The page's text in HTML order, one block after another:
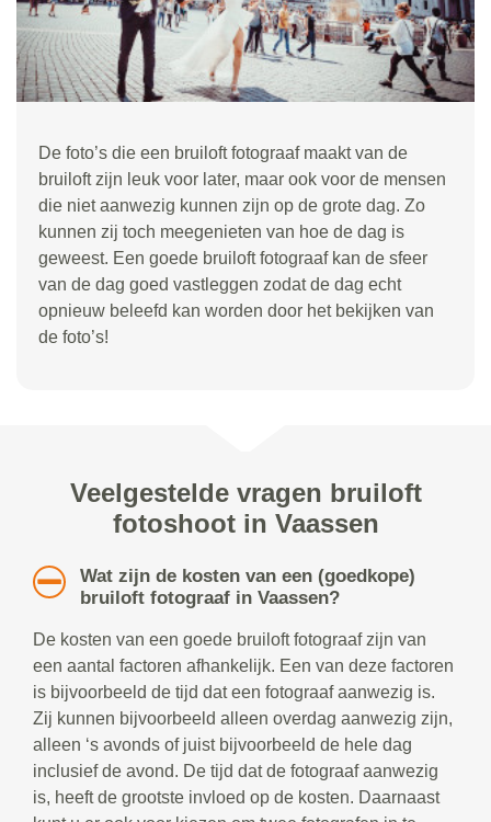
De foto’s die een bruiloft fotograaf maakt van de
bruiloft zijn leuk voor later, maar ook voor de mensen
die niet aanwezig kunnen zijn op de grote dag. Zo
kunnen zij toch meegenieten van hoe de dag is
geweest. Een goede bruiloft fotograaf kan de sfeer
van de dag goed vastleggen zodat de dag echt
opnieuw beleefd kan worden door het bekijken van
de foto’s!
Veelgestelde vragen bruiloft
fotoshoot in Vaassen
Wat zijn de kosten van een (goedkope)
bruiloft fotograaf in Vaassen?
De kosten van een goede bruiloft fotograaf zijn van
een aantal factoren afhankelijk. Een van deze factoren
is bijvoorbeeld de tijd dat een fotograaf aanwezig is.
Zij kunnen bijvoorbeeld alleen overdag aanwezig zijn,
alleen ‘s avonds of juist bijvoorbeeld de hele dag
inclusief de avond. De tijd dat de fotograaf aanwezig
is, heeft de grootste invloed op de kosten. Daarnaast